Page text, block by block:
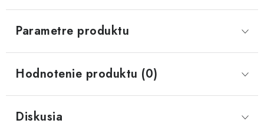
Parametre produktu
Hodnotenie produktu (0)
Diskusia